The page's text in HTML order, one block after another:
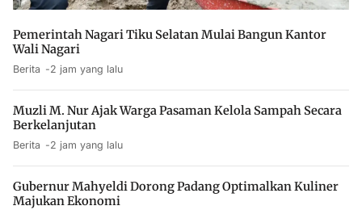
Pemerintah Nagari Tiku Selatan Mulai Bangun Kantor
Wali Nagari
Berita 2 jam yang lalu
Muzli M. Nur Ajak Warga Pasaman Kelola Sampah Secara
Berkelanjutan
Berita 2 jam yang lalu
Gubernur Mahyeldi Dorong Padang Optimalkan Kuliner
Majukan Ekonomi